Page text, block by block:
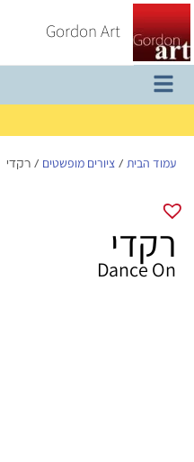
Gordon Art
עמוד הבית / ציורים מופשטים / רקדי
רקדי
Dance On